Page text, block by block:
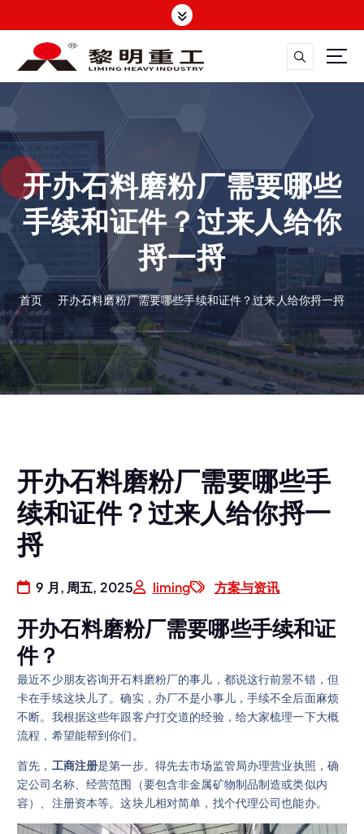
转
容 大修渣磨粉机，矿渣立磨
开办石料磨粉厂需要哪些
手续和证件？过来人给你
捋一捋
首页 开办石料磨粉厂需要哪些手续和证件？过来人给你捋一捋
开办石料磨粉厂需要哪些手
续和证件？过来人给你捋一
捋
9 月, 周五, 2025 liming 方案与资讯
开办石料磨粉厂需要哪些手续和证
件？
最近不少朋友咨询开石料磨粉厂的事儿，都说这行前景不错，但
卡在手续这块儿了。确实，办厂不是小事儿，手续不全后面麻烦
不断。我根据这些年跟客户打交道的经验，给大家梳理一下大概
流程，希望能帮到你们。
首先， 工商注册是第一步。得先去市场监管局办理营业执照，确
定公司名称、经营范围（要包含非金属矿物制品制造或类似内
容）、注册资本等。这块儿相对简单，找个代理公司也能办。